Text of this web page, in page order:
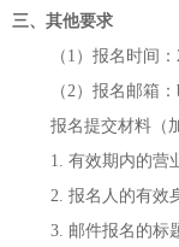
三、其他要求
（ 1）报名时间：
（2）报名邮箱：
报名提交材料（
1. 有效期内的营
2. 报名人的有效
3. 邮件报名的标